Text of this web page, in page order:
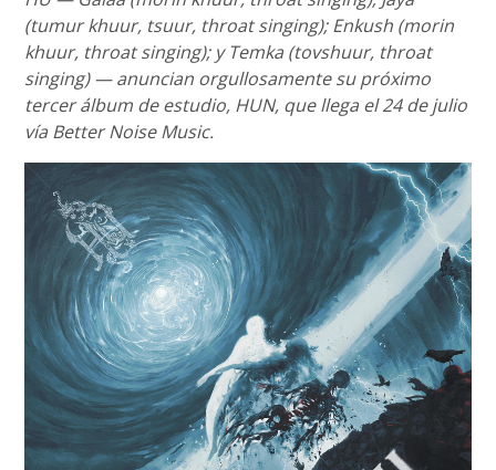
(tumur khuur, tsuur, throat singing); Enkush (morin
khuur, throat singing); y Temka (tovshuur, throat
singing) — anuncian orgullosamente su próximo
tercer álbum de estudio, HUN, que llega el 24 de julio
vía Better Noise Music.